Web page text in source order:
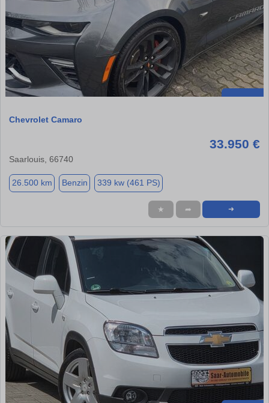
Chevrolet Camaro
33.950 €
Saarlouis, 66740
26.500 km Benzin 339 kw (461 PS)
★ ➦ ➜